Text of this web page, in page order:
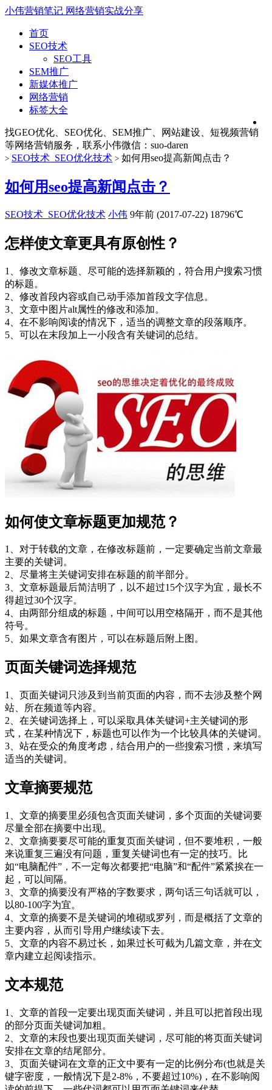
小伟营销笔记 网络营销实战分享
首页
SEO技术
SEO工具
SEM推广
新媒体推广
网络营销
标签大全
找GEO优化、SEO优化、SEM推广、网站建设、短视频营销
等网络营销服务，联系小伟微信：suo-daren
> SEO技术_SEO优化技术 > 如何用seo提高新闻点击？
如何用seo提高新闻点击？
SEO技术_SEO优化技术 小伟 9年前 (2017-07-22) 18796℃
怎样使文章更具有原创性？
1、修改文章标题、尽可能的选择新颖的，符合用户搜索习惯
的标题。
2、修改首段内容或自己动手添加首段文字信息。
3、文章中图片alt属性的修改和添加。
4、在不影响阅读的情况下，适当的调整文章的段落顺序。
5、可以在末段加上一小段含有关键词的总结。
如何使文章标题更加规范？
1、对于转载的文章，在修改标题前，一定要确定当前文章最
主要的关键词。
2、尽量将主关键词安排在标题的前半部分。
3、文章标题最后简洁明了，以不超过15个汉字为宜，最长不
得超过30个汉字。
4、由两部分组成的标题，中间可以用空格隔开，而不是其他
符号。
5、如果文章含有图片，可以在标题后附上图。
页面关键词选择规范
1、页面关键词只涉及到当前页面的内容，而不去涉及整个网
站、所在频道等内容。
2、在关键词选择上，可以采取具体关键词+主关键词的形
式，在某种情况下，标题也可以作为一个比较具体的关键词。
3、站在受众的角度考虑，结合用户的一些搜索习惯，来填写
适当的关键词。
文章摘要规范
1、文章的摘要里必须包含页面关键词，多个页面的关键词要
尽量全部在摘要中出现。
2、文章摘要要尽可能的重复页面关键词，但不要堆积，一般
来说重复三遍没有问题，重复关键词也有一定的技巧。比
如“电脑配件”，不一定每次都要把“电脑”和“配件”紧紧挨在一
起，可以间隔。
3、文章的摘要没有严格的字数要求，两句话三句话就可以，
以80-100字为宜。
4、文章的摘要不是关键词的堆砌或罗列，而是概括了文章的
主要内容，从而引导用户继续读下去。
5、文章的内容不易过长，如果过长可截为几篇文章，并在文
章内建立起阅读指示。
文本规范
1、文章的首段一定要出现页面关键词，并且可以把首段出现
的部分页面关键词加粗。
2、文章的末段也要出现页面关键词，尽可能的将页面关键词
安排在文章的结尾部分。
3、页面关键词在文章的正文中要有一定的比例分布(也就是关
键字密度，一般情况下是2-8%，不要超过10%)，在不影响阅